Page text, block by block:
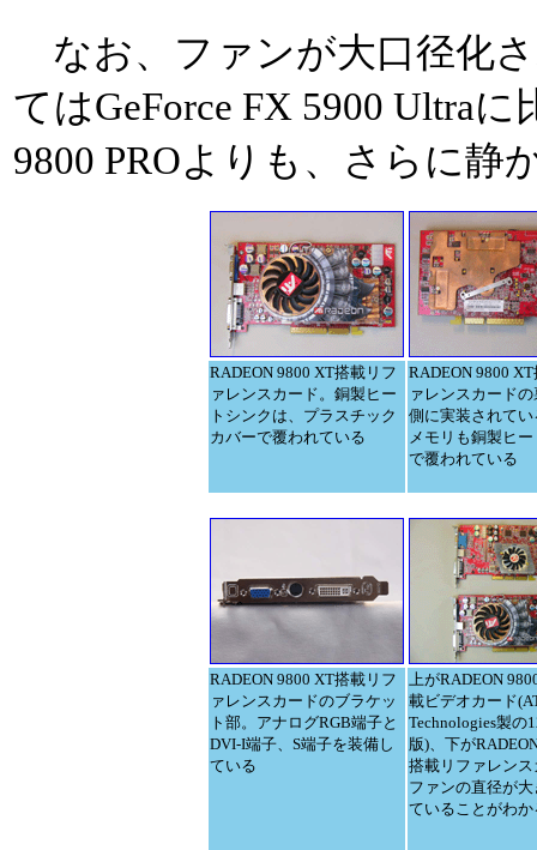
なお、ファンが大口径化
てはGeForce FX 5900 Ultra
9800 PROよりも、さらに静
RADEON 9800 XT搭載リフ
ァレンスカード。銅製ヒー
トシンクは、プラスチック
カバーで覆われている
RADEON 9800
ァレンスカード
側に実装されてい
メモリも銅製ヒ
で覆われている
RADEON 9800 XT搭載リフ
ァレンスカードのブラケッ
ト部。アナログRGB端子と
DVI-I端子、S端子を装備し
ている
上がRADEON
載ビデオカード
Technologies製の
版)、下が
搭載リファレンス
ファンの直径が
ていることがわか